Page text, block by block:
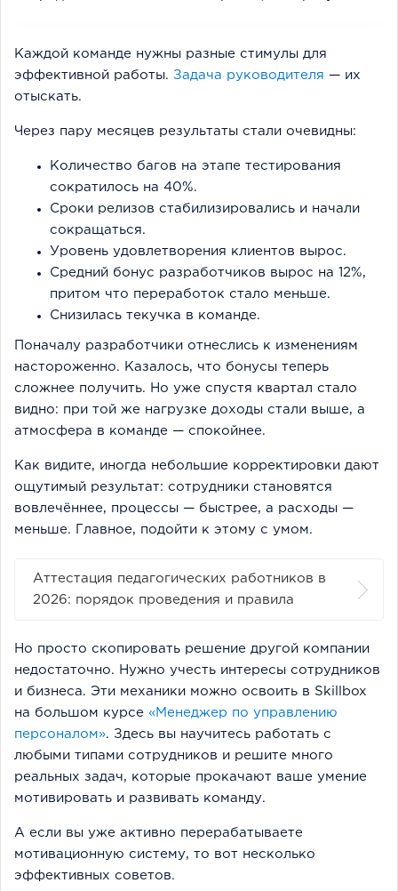
Каждой команде нужны разные стимулы для
эффективной работы. Задача руководителя — их
отыскать.
Через пару месяцев результаты стали очевидны:
Количество багов на этапе тестирования
сократилось на 40%.
Сроки релизов стабилизировались и начали
сокращаться.
Уровень удовлетворения клиентов вырос.
Средний бонус разработчиков вырос на 12%,
притом что переработок стало меньше.
Снизилась текучка в команде.
Поначалу разработчики отнеслись к изменениям
настороженно. Казалось, что бонусы теперь
сложнее получить. Но уже спустя квартал стало
видно: при той же нагрузке доходы стали выше, а
атмосфера в команде — спокойнее.
Как видите, иногда небольшие корректировки дают
ощутимый результат: сотрудники становятся
вовлечённее, процессы — быстрее, а расходы —
меньше. Главное, подойти к этому с умом.
Аттестация педагогических работников в
2026: порядок проведения и правила
Но просто скопировать решение другой компании
недостаточно. Нужно учесть интересы сотрудников
и бизнеса. Эти механики можно освоить в Skillbox
на большом курсе «Менеджер по управлению
персоналом». Здесь вы научитесь работать с
любыми типами сотрудников и решите много
реальных задач, которые прокачают ваше умение
мотивировать и развивать команду.
А если вы уже активно перерабатываете
мотивационную систему, то вот несколько
эффективных советов.